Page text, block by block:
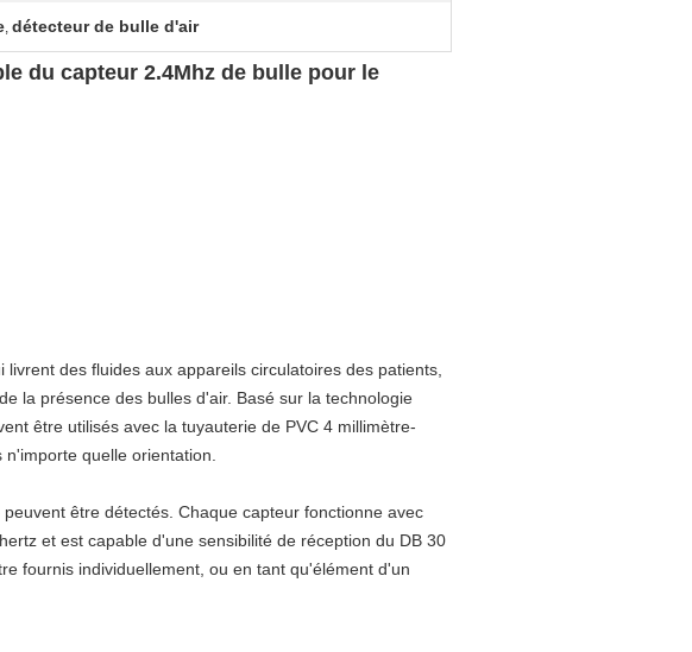
, détecteur de bulle d'air
du capteur 2.4Mhz de bulle pour le
des fluides aux appareils circulatoires des patients,
la présence des bulles d'air. Basé sur la technologie
être utilisés avec la tuyauterie de PVC 4 millimètre-
quelle orientation.
être détectés. Chaque capteur fonctionne avec
et est capable d'une sensibilité de réception du DB 30
fournis individuellement, ou en tant qu'élément d'un